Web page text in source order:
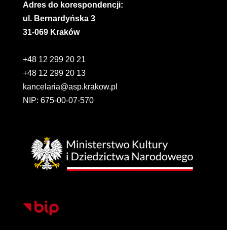
Adres do korespondencji:
ul. Bernardyńska 3
31-069 Kraków
+48 12 299 20 21
+48 12 299 20 13
kancelaria@asp.krakow.pl
NIP: 675-00-07-570